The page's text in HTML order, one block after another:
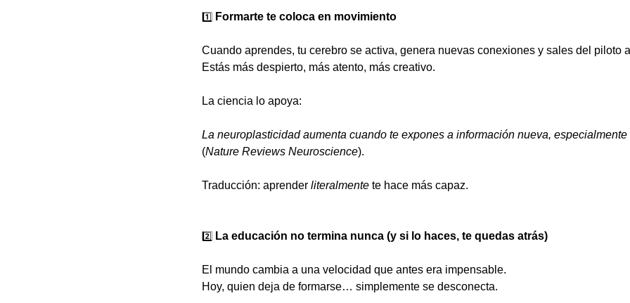
1️⃣ Formarte te coloca en movimiento
Cuando aprendes, tu cerebro se activa, genera nuevas conexiones y sales del piloto
Estás más despierto, más atento, más creativo.
La ciencia lo apoya:
La neuroplasticidad aumenta cuando te expones a información nueva,
(Nature Reviews Neuroscience).
Traducción: aprender literalmente te hace más capaz.
2️⃣ La educación no termina nunca (y si lo haces, te quedas atrás)
El mundo cambia a una velocidad que antes era impensable.
Hoy, quien deja de formarse… simplemente se desconecta.